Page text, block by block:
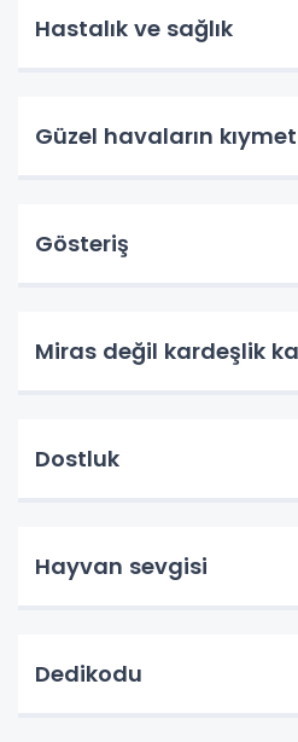
Hastalık ve sağlık
Güzel havaların
Gösteriş
Miras değil kardeşlik
Dostluk
Hayvan sevgisi
Dedikodu